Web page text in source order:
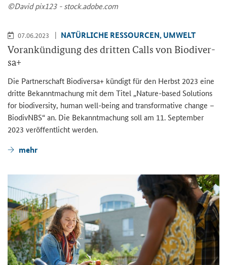
©David pix123 - stock.adobe.com
07.06.2023 NA­TÜR­LI­CHE RES­SOUR­CEN, UM­WELT
Vor­ankün­di­gung des drit­ten Calls von Bio­di­ver­
sa+
Die Part­ner­schaft Bio­di­ver­sa+ kün­digt für den Herbst 2023 eine
drit­te Be­kannt­ma­chung mit dem Titel „Nature-based Solutions
for biodiversity, human well-being and transformative change –
Bio­div­NBS“ an. Die Be­kannt­ma­chung soll am 11. Sep­tem­ber
2023 ver­öf­fent­licht wer­den.
mehr